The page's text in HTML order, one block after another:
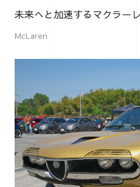
未来へと加速するマクラー
McLaren